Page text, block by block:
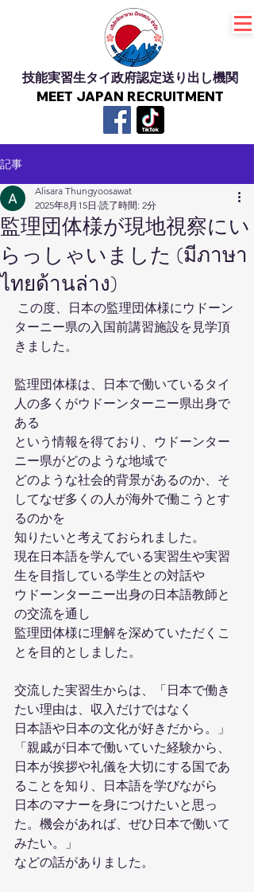
MEET JAPAN RECRUITMENT
技能実習生タイ政府認定送り出し機関
記事
監理団体様が現地視察にい
らっしゃいました (มีภาษา
ไทยด้านล่าง)
Alisara Thungyoosawat
2025年8月15日 読了時間: 2分
この度、日本の監理団体様にウドーン
ターニー県の入国前講習施設を見学頂
きました。
監理団体様は、日本で働いているタイ
人の多くがウドーンターニー県出身で
ある
という情報を得ており、ウドーンター
ニー県がどのような地域で
どのような社会的背景があるのか、そ
してなぜ多くの人が海外で働こうとす
るのかを
知りたいと考えておられました。
現在日本語を学んでいる実習生や実習
生を目指している学生との対話や
ウドーンターニー出身の日本語教師と
の交流を通し
監理団体様に理解を深めていただくこ
とを目的としました。
交流した実習生からは、「日本で働き
たい理由は、収入だけではなく
日本語や日本の文化が好きだから。」
「親戚が日本で働いていた経験から、
日本が挨拶や礼儀を大切にする国であ
ることを知り、日本語を学びながら
日本のマナーを身につけたいと思っ
た。機会があれば、ぜひ日本で働いて
みたい。」
などの話がありました。